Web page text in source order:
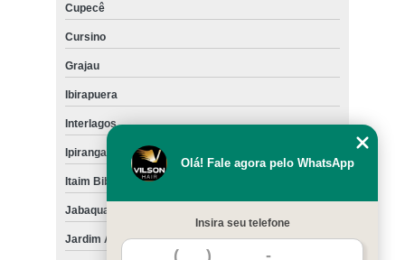
Cupecê
Cursino
Grajau
Ibirapuera
Interlagos
Ipiranga
Itaim Bibi
Jabaquara
Jardim América
Olá! Fale agora pelo WhatsApp
Insira seu telefone